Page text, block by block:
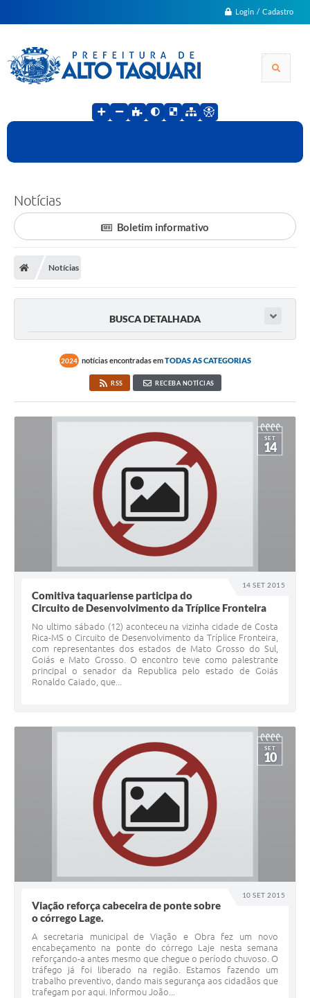
Login / Cadastro
Notícias
Boletim informativo
Notícias
BUSCA DETALHADA
2024 notícias encontradas emTODAS AS CATEGORIAS
RSS RECEBA NOTÍCIAS
14 SET 2015
SET
14
Comitiva taquariense participa do
Circuito de Desenvolvimento da Tríplice Fronteira
No ultimo sábado (12) aconteceu na vizinha cidade de Costa
Rica-MS o Circuito de Desenvolvimento da Tríplice Fronteira,
com representantes dos estados de Mato Grosso do Sul,
Goiás e Mato Grosso. O encontro teve como palestrante
principal o senador da Republica pelo estado de Goiás
Ronaldo Caiado, que...
10 SET 2015
SET
10
Viação reforça cabeceira de ponte sobre
o córrego Lage.
A secretaria municipal de Viação e Obra fez um novo
encabeçamento na ponte do córrego Laje nesta semana
reforçando-a antes mesmo que chegue o período chuvoso. O
tráfego já foi liberado na região. Estamos fazendo um
trabalho preventivo, dando mais segurança aos cidadãos que
trafegam por aqui. Informou João...